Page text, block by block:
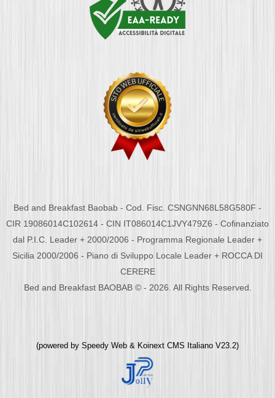
Bed and Breakfast Baobab - Cod. Fisc. CSNGNN68L58G580F -
CIR 19086014C102614 - CIN IT086014C1JVY479Z6 - Cofinanziato
dal P.I.C. Leader + 2000/2006 - Programma Regionale Leader +
Sicilia 2000/2006 - Piano di Sviluppo Locale Leader + ROCCA DI
CERERE
Bed and Breakfast BAOBAB © - 2026. All Rights Reserved.
(powered by Speedy Web & Koinext CMS Italiano V23.2)